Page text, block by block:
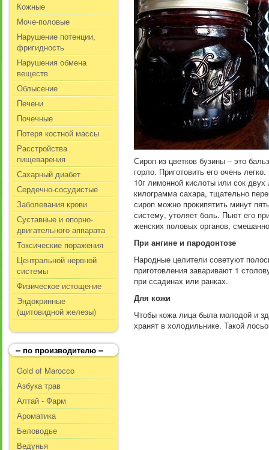
Кожные
Моче-половые
Нарушение потенции,
фригидность
Нарушения обмена
веществ
Облысение
Печени
Почечные
Потеря костной массы
Расстройства
пищеварения
Сахарный диабет
Сердечно-сосудистые
Заболевания крови
Суставные и опорно-
двигательного аппарата
Токсические поражения
Центральной нервной
системы
Физическое истощение
Эндокринные
(щитовидной железы)
-- по производителю --
Gold of Marocco
Азбука трав
Алтай - Фарм
Ароматика
Беловодье
Ведунья
Сироп из цветков бузины – это
горло. Приготовить его очень
10г лимонной кислоты или сок
килограмма сахара, тщательно
сироп можно прокипятить минут
систему, утоляет боль. Пьют его
женских половых органов,
При ангине и пародонтозе
Народные целители советуют
приготовления заваривают 1
при ссадинах или ранках.
Для кожи
Чтобы кожа лица была молодой и
хранят в холодильнике. Такой